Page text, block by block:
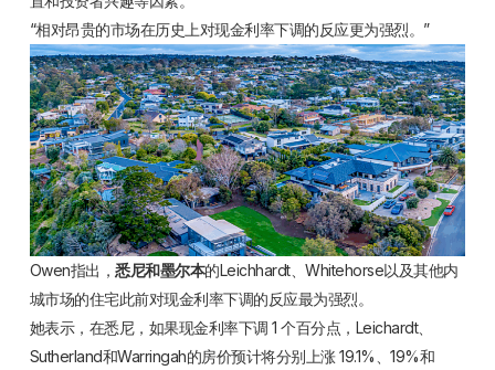
“相对昂贵的市场在历史上对现金利率下调的反应更为强烈。”
Owen指出，悉尼和墨尔本的Leichhardt、Whitehorse以及其他内
城市场的住宅此前对现金利率下调的反应最为强烈。
她表示，在悉尼，如果现金利率下调 1 个百分点，Leichardt、
Sutherland和Warringah的房价预计将分别上涨 19.1%、19%和